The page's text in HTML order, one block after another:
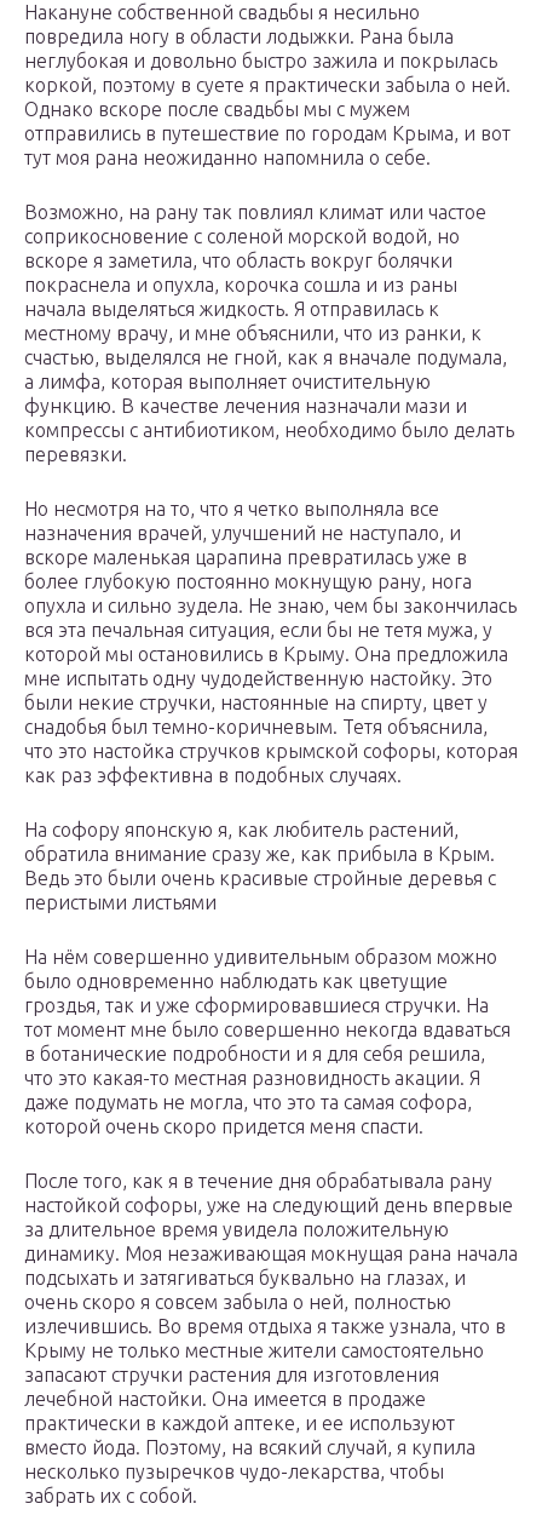
Накануне собственной свадьбы я несильно
повредила ногу в области лодыжки. Рана была
неглубокая и довольно быстро зажила и покрылась
коркой, поэтому в суете я практически забыла о ней.
Однако вскоре после свадьбы мы с мужем
отправились в путешествие по городам Крыма, и вот
тут моя рана неожиданно напомнила о себе.
Возможно, на рану так повлиял климат или частое
соприкосновение с соленой морской водой, но
вскоре я заметила, что область вокруг болячки
покраснела и опухла, корочка сошла и из раны
начала выделяться жидкость. Я отправилась к
местному врачу, и мне объяснили, что из ранки, к
счастью, выделялся не гной, как я вначале подумала,
а лимфа, которая выполняет очистительную
функцию. В качестве лечения назначали мази и
компрессы с антибиотиком, необходимо было делать
перевязки.
Но несмотря на то, что я четко выполняла все
назначения врачей, улучшений не наступало, и
вскоре маленькая царапина превратилась уже в
более глубокую постоянно мокнущую рану, нога
опухла и сильно зудела. Не знаю, чем бы закончилась
вся эта печальная ситуация, если бы не тетя мужа, у
которой мы остановились в Крыму. Она предложила
мне испытать одну чудодейственную настойку. Это
были некие стручки, настоянные на спирту, цвет у
снадобья был темно-коричневым. Тетя объяснила,
что это настойка стручков крымской софоры, которая
как раз эффективна в подобных случаях.
На софору японскую я, как любитель растений,
обратила внимание сразу же, как прибыла в Крым.
Ведь это были очень красивые стройные деревья с
перистыми листьями
На нём совершенно удивительным образом можно
было одновременно наблюдать как цветущие
гроздья, так и уже сформировавшиеся стручки. На
тот момент мне было совершенно некогда вдаваться
в ботанические подробности и я для себя решила,
что это какая-то местная разновидность акации. Я
даже подумать не могла, что это та самая софора,
которой очень скоро придется меня спасти.
После того, как я в течение дня обрабатывала рану
настойкой софоры, уже на следующий день впервые
за длительное время увидела положительную
динамику. Моя незаживающая мокнущая рана начала
подсыхать и затягиваться буквально на глазах, и
очень скоро я совсем забыла о ней, полностью
излечившись. Во время отдыха я также узнала, что в
Крыму не только местные жители самостоятельно
запасают стручки растения для изготовления
лечебной настойки. Она имеется в продаже
практически в каждой аптеке, и ее используют
вместо йода. Поэтому, на всякий случай, я купила
несколько пузыречков чудо-лекарства, чтобы
забрать их с собой.